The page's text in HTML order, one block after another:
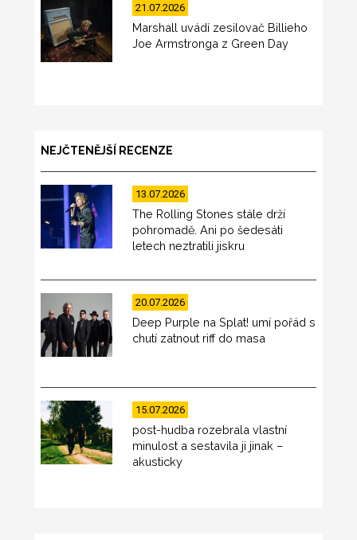
21.07.2026
Marshall uvádí zesilovač Billieho
Joe Armstronga z Green Day
NEJČTENĚJŠÍ RECENZE
13.07.2026
The Rolling Stones stále drží
pohromadě. Ani po šedesáti
letech neztratili jiskru
20.07.2026
Deep Purple na Splat! umí pořád s
chutí zatnout riff do masa
15.07.2026
post-hudba rozebrala vlastní
minulost a sestavila ji jinak –
akusticky